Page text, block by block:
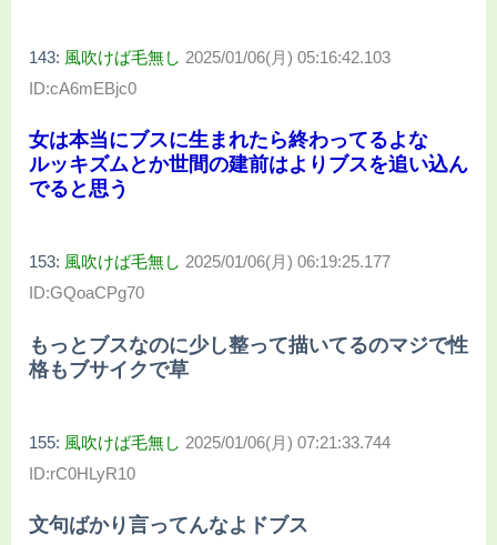
143: 風吹けば毛無し 2025/01/06(月) 05:16:42.103
ID:cA6mEBjc0
女は本当にブスに生まれたら終わってるよな
ルッキズムとか世間の建前はよりブスを追い込ん
でると思う
153: 風吹けば毛無し 2025/01/06(月) 06:19:25.177
ID:GQoaCPg70
もっとブスなのに少し整って描いてるのマジで性
格もブサイクで草
155: 風吹けば毛無し 2025/01/06(月) 07:21:33.744
ID:rC0HLyR10
文句ばかり言ってんなよドブス